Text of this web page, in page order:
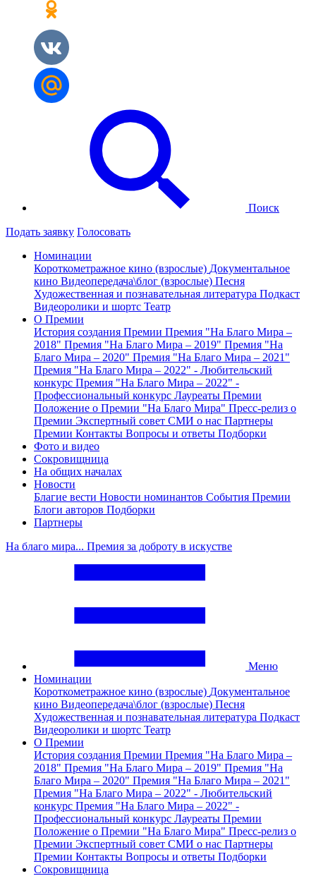
Поиск
Подать заявку Голосовать
Номинации
Короткометражное кино (взрослые) Документальное
кино Видеопередача\блог (взрослые) Песня
Художественная и познавательная литература Подкаст
Видеоролики и шортс Театр
О Премии
История создания Премии Премия "На Благо Мира –
2018" Премия "На Благо Мира – 2019" Премия "На
Благо Мира – 2020" Премия "На Благо Мира – 2021"
Премия "На Благо Мира – 2022" - Любительский
конкурс Премия "На Благо Мира – 2022" -
Профессиональный конкурс Лауреаты Премии
Положение о Премии "На Благо Мира" Пресс-релиз о
Премии Экспертный совет СМИ о нас Партнеры
Премии Контакты Вопросы и ответы Подборки
Фото и видео
Сокровищница
На общих началах
Новости
Благие вести Новости номинантов События Премии
Блоги авторов Подборки
Партнеры
На благо мира... Премия за доброту в искустве
Меню
Номинации
Короткометражное кино (взрослые) Документальное
кино Видеопередача\блог (взрослые) Песня
Художественная и познавательная литература Подкаст
Видеоролики и шортс Театр
О Премии
История создания Премии Премия "На Благо Мира –
2018" Премия "На Благо Мира – 2019" Премия "На
Благо Мира – 2020" Премия "На Благо Мира – 2021"
Премия "На Благо Мира – 2022" - Любительский
конкурс Премия "На Благо Мира – 2022" -
Профессиональный конкурс Лауреаты Премии
Положение о Премии "На Благо Мира" Пресс-релиз о
Премии Экспертный совет СМИ о нас Партнеры
Премии Контакты Вопросы и ответы Подборки
Сокровищница